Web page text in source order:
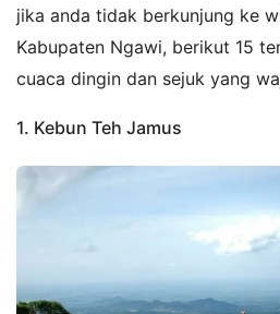
jika anda tidak berkunjung ke
Kabupaten Ngawi, berikut 15
cuaca dingin dan sejuk yang
1. Kebun Teh Jamus